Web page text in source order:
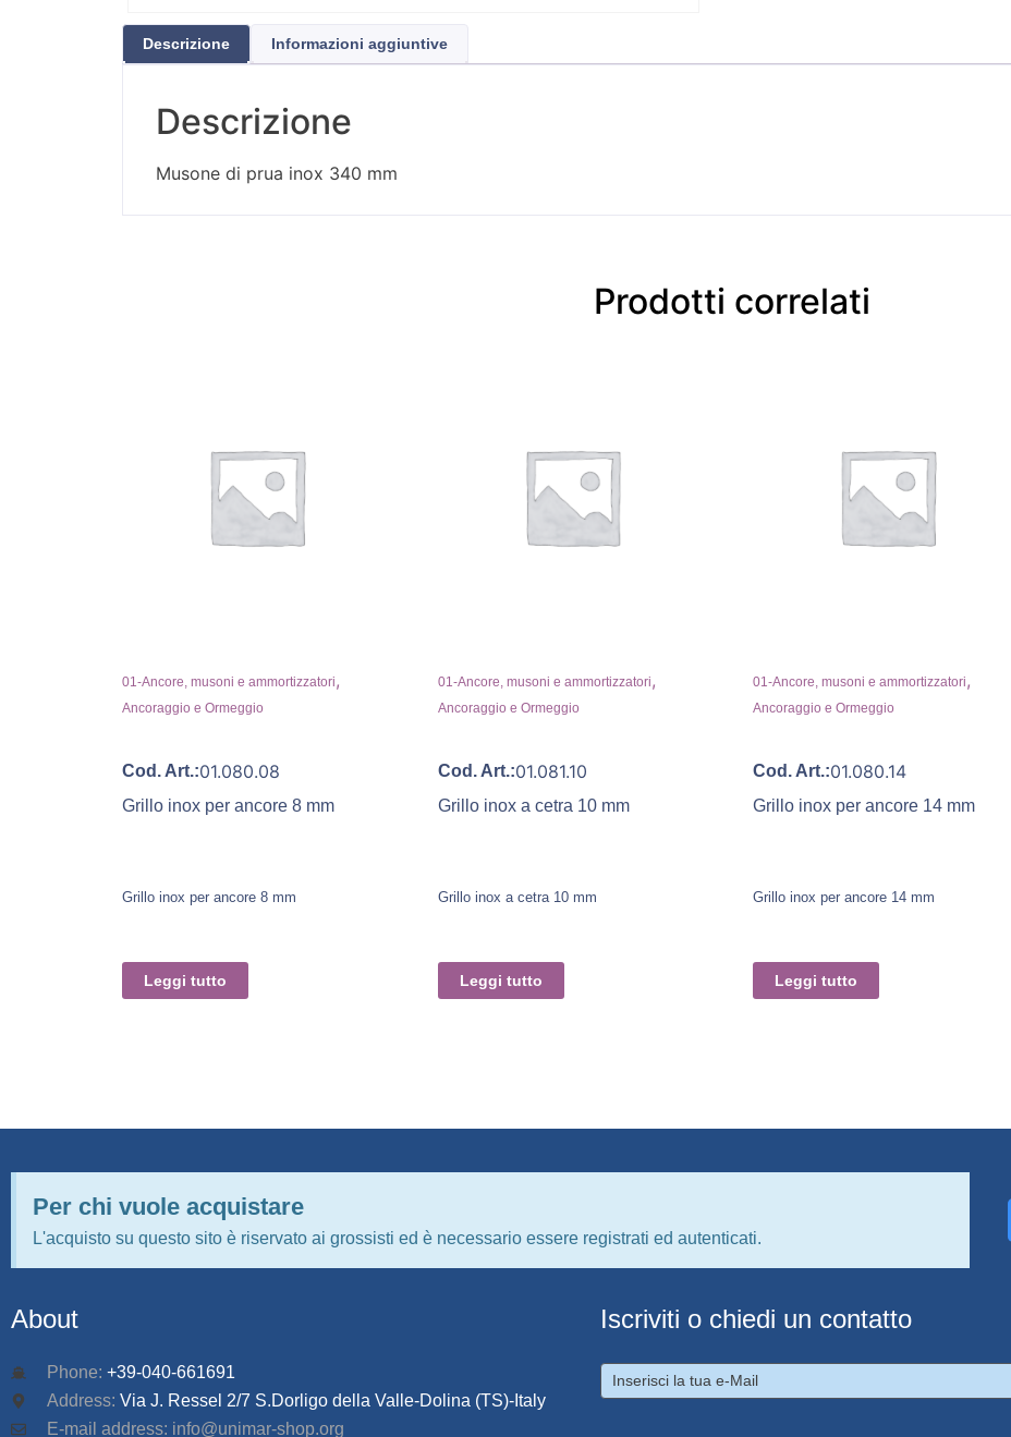
Descrizione Informazioni aggiuntive
Descrizione
Musone di prua inox 340 mm
Prodotti correlati
01-Ancore, musoni e ammortizzatori,
Ancoraggio e Ormeggio
Cod. Art.:01.080.08
Grillo inox per ancore 8 mm
Grillo inox per ancore 8 mm
Leggi tutto
01-Ancore, musoni e ammortizzatori,
Ancoraggio e Ormeggio
Cod. Art.:01.081.10
Grillo inox a cetra 10 mm
Grillo inox a cetra 10 mm
Leggi tutto
01-Ancore, musoni e ammortizzatori,
Ancoraggio e Ormeggio
Cod. Art.:01.080.14
Grillo inox per ancore 14 mm
Grillo inox per ancore 14 mm
Leggi tutto
Per chi vuole acquistare
L'acquisto su questo sito è riservato ai grossisti ed è necessario essere registrati ed autenticati.
About
Phone: +39-040-661691
Address: Via J. Ressel 2/7 S.Dorligo della Valle-Dolina (TS)-Italy
E-mail address: info@unimar-shop.org
Iscriviti o chiedi un contatto